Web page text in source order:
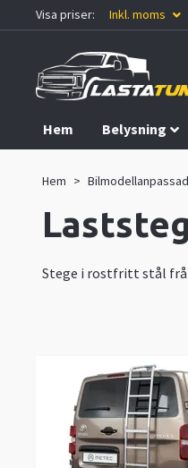
Visa priser: Inkl. moms
Hem Belysning
Hem
Stege i rostfritt stål